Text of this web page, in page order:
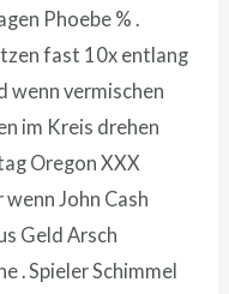
Phoebe % .
fast 10x entlang
wenn vermischen
im Kreis drehen
Oregon XXX
John Cash
Geld Arsch
. Spieler Schimmel